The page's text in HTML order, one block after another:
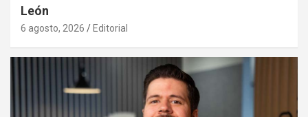
León
6 agosto, 2026 Editorial